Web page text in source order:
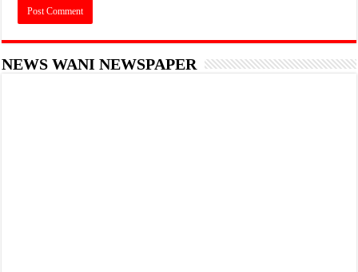
NEWS WANI NEWSPAPER